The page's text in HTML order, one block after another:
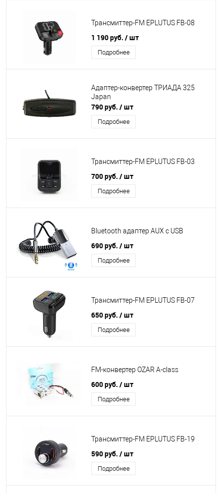
Трансмиттер-FM EPLUTUS FB-08
1 190 руб. / шт
Подробнее
Адаптер-конвертер ТРИАДА 325
Japan
790 руб. / шт
Подробнее
Трансмиттер-FM EPLUTUS FB-03
700 руб. / шт
Подробнее
Bluetooth адаптер AUX с USB
690 руб. / шт
Подробнее
Трансмиттер-FM EPLUTUS FB-07
650 руб. / шт
Подробнее
FM-конвертер OZAR A-class
600 руб. / шт
Подробнее
Трансмиттер-FM EPLUTUS FB-19
590 руб. / шт
Подробнее